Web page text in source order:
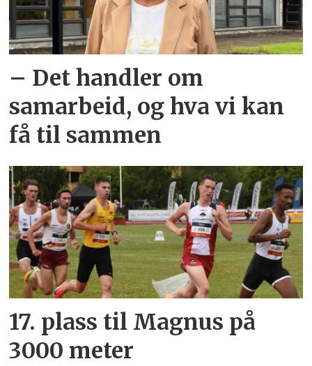
– Det handler om
samarbeid, og hva vi kan
få til sammen
17. plass til Magnus på
3000 meter